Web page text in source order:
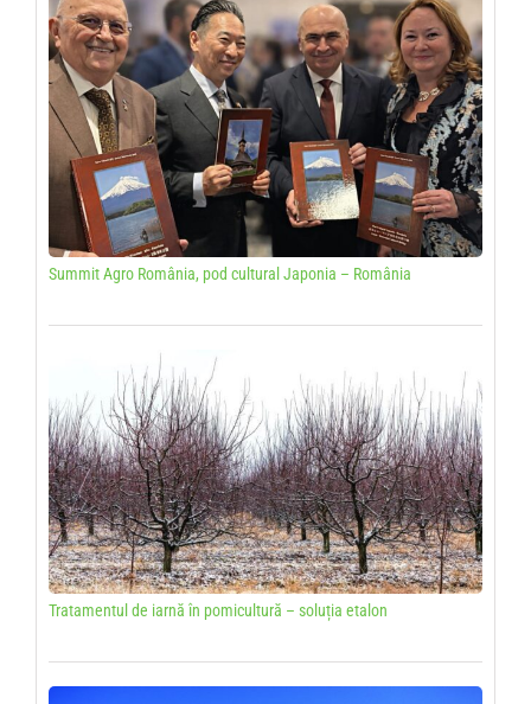
Summit Agro România, pod cultural Japonia – România
Tratamentul de iarnă în pomicultură – soluția etalon